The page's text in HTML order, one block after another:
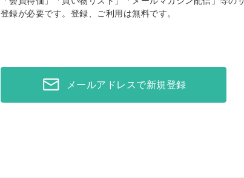
登録が必要です。登録、ご利用は無料です。
メールアドレスで新規登録